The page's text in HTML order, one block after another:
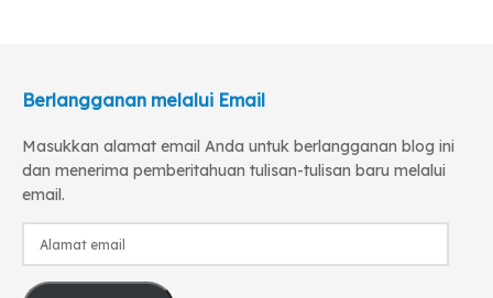
Berlangganan melalui Email
Masukkan alamat email Anda untuk berlangganan blog ini
dan menerima pemberitahuan tulisan-tulisan baru melalui
email.